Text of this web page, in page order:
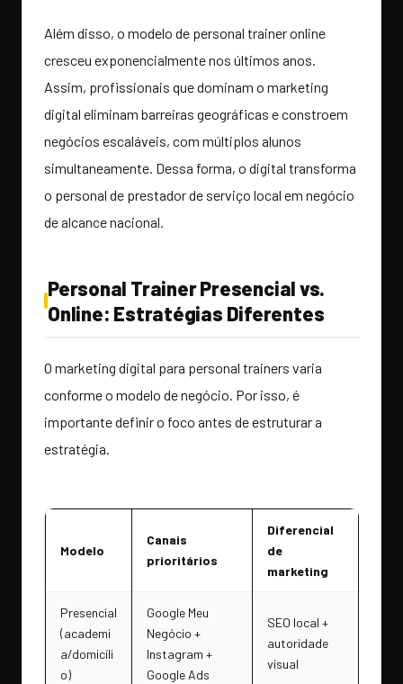
Além disso, o modelo de personal trainer online
cresceu exponencialmente nos últimos anos.
Assim, profissionais que dominam o marketing
digital eliminam barreiras geográficas e constroem
negócios escaláveis, com múltiplos alunos
simultaneamente. Dessa forma, o digital transforma
o personal de prestador de serviço local em negócio
de alcance nacional.
Personal Trainer Presencial vs.
Online: Estratégias Diferentes
O marketing digital para personal trainers varia
conforme o modelo de negócio. Por isso, é
importante definir o foco antes de estruturar a
estratégia.
Modelo
Canais
prioritários
Diferencial
de
marketing
Presencial
(academi
a/domicíli
o)
Google Meu
Negócio +
Instagram +
Google Ads
SEO local +
autoridade
visual